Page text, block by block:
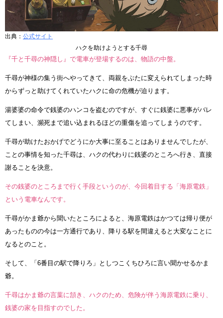
出典： 公式サイト
ハクを助けようとする千尋
『千と千尋の神隠し』で電車が登場するのは、物語の中盤。
千尋が神様の集う街へやってきて、両親をぶたに変えられてしまった時
からずっと助けてくれていたハクに命の危機が迫ります。
湯婆婆の命令で銭婆のハンコを盗むのですが、すぐに銭婆に悪事がバレ
てしまい、瀕死まで追い込まれるほどの重傷を追ってしまうのです。
千尋が助けたおかげでどうにか大事に至ることはありませんでしたが、
ことの事情を知った千尋は、ハクの代わりに銭婆のところへ行き、直接
謝ることを決意。
その銭婆のところまで行く手段というのが、今回着目する「海原電鉄」
という電車なんです。
千尋がかま爺から聞いたところによると、海原電鉄はかつては帰り便が
あったものの今は一方通行であり、降りる駅を間違えると大変なことに
なるとのこと。
そして、「6番目の駅で降りろ」としつこくちひろに言い聞かせるかま
爺。
千尋はかま爺の言葉に頷き、ハクのため、危険が伴う海原電鉄に乗り、
銭婆の家を目指すのでした。